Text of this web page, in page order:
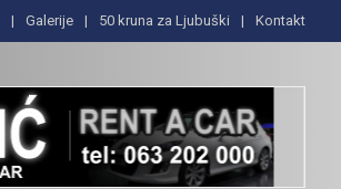
Galerije 50 kruna za Ljubuški Kontakt